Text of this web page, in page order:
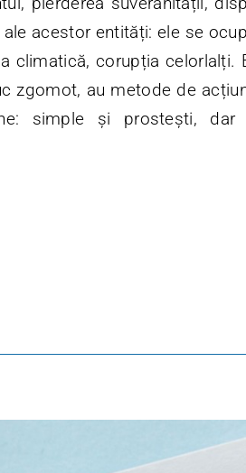
acestor entități: ele se
climatică, corupția
zgomot, au metode de
simple și prostești,